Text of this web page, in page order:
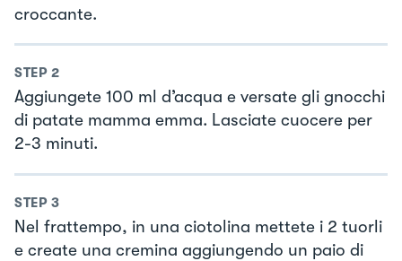
croccante.
STEP 2
Aggiungete 100 ml d’acqua e versate gli gnocchi
di patate mamma emma. Lasciate cuocere per
2-3 minuti.
STEP 3
Nel frattempo, in una ciotolina mettete i 2 tuorli
e create una cremina aggiungendo un paio di